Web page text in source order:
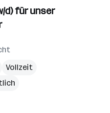
d) für unser
Vollzeit